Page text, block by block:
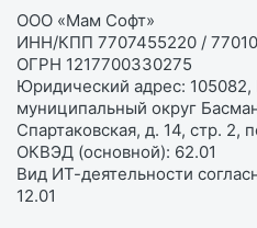
ООО «Мам Софт»
ИНН/КПП 7707455220 /
ОГРН 1217700330275
Юридический адрес: 105082,
муниципальный округ
Спартаковская, д. 14, стр. 2,
ОКВЭД (основной): 62.01
Вид ИТ-деятельности
12.01